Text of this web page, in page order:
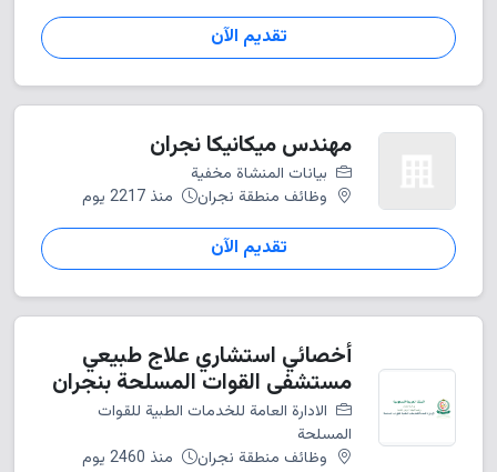
تقديم الآن
مهندس ميكانيكا نجران
بيانات المنشاة مخفية
وظائف منطقة نجران
منذ 2217 يوم
تقديم الآن
أخصائي استشاري علاج طبيعي
مستشفى القوات المسلحة بنجران
الادارة العامة للخدمات الطبية للقوات
المسلحة
وظائف منطقة نجران
منذ 2460 يوم